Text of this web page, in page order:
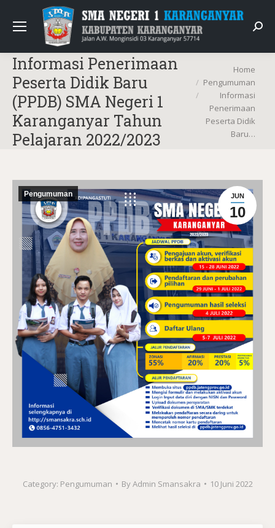
Informasi Penerimaan
Peserta Didik Baru
(PPDB) SMA Negeri 1
Karanganyar Tahun
Pelajaran 2022/2023
You are here:Home
Pengumuman
Informasi
Penerimaan
Peserta Didik
Baru…
JUN
10
Pengumuman
Category: Pengumuman ByAdmin Smansakra 10 Juni 2022